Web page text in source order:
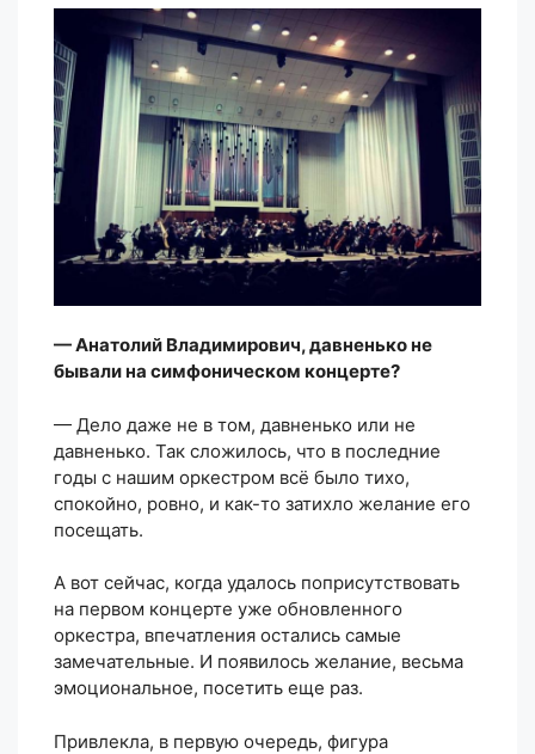
— Анатолий Владимирович, давненько не
бывали на симфоническом концерте?
— Дело даже не в том, давненько или не
давненько. Так сложилось, что в последние
годы с нашим оркестром всё было тихо,
спокойно, ровно, и как-то затихло желание его
посещать.
А вот сейчас, когда удалось поприсутствовать
на первом концерте уже обновленного
оркестра, впечатления остались самые
замечательные. И появилось желание, весьма
эмоциональное, посетить еще раз.
Привлекла, в первую очередь, фигура